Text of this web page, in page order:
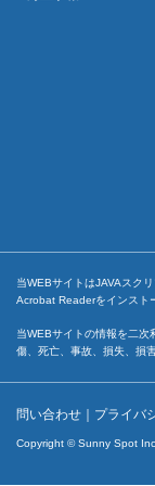
当WEBサイトはJAVAスク
Acrobat Readerをインスト
当WEBサイトの情報を二
傷、死亡、事故、損失、損
問い合わせ ｜ プライバ
Copyright © Sunny Spot